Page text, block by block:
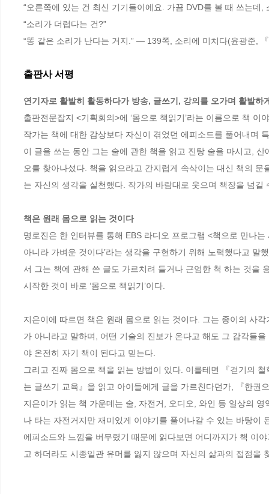
“오른쪽에 있는 건 최신 기기들이에요. 가끔 DVD를 볼 때 쓰는데,
“소리가 더럽다는 건?”
“똥 같은 소리가 난다는 거지.” ― 139쪽, 소리에 미치다(윤광준,
출판사 서평
연기자로 활발히 활동하다가 방송, 글쓰기, 강의를 오가며 활발
출판전문잡지 <기획회의>에 ‘몸으로 책읽기’라는 이름으로 책
작가는 책에 대한 감상보다 자신이 겪었던 에피소드를 풀어내며
이 글을 쓰는 동안 그는 술에 관한 책을 읽고 진탕 술을 마시고,
오를 찾아나섰다. 책을 읽으라고 간지럽게 속삭이는 대신 책의
는 자신의 생각을 실천했다. 작가의 바람대로 웃으며 책장을 넘길
책은 원래 몸으로 읽는 것이다
명로진은 한 인터뷰를 통해 EBS 라디오 프로그램 <책으로 만나
아니라 가벼운 것이다’라는 생각을 구현하기 위해 노력했다고
서 그는 책에 관해 쓴 글도 가르치려 들거나 근엄한 척 하는 것을
시작한 것이 바로 ‘몸으로 책읽기’이다.
지은이에 따르면 책은 원래 몸으로 읽는 것이다. 그는 종이의 사
가 아니라고 말하며, 어떤 기술의 진보가 온다고 해도 그 감각들
야 온전히 자기 책이 된다고 믿는다.
그리고 진짜 몸으로 책을 읽는 방법이 있다. 이를테면 『걷기의
는 글쓰기 교육』을 읽고 아이들에게 글을 가르친다던가, 『한
지은이가 읽는 책 가운데는 술, 자전거, 오디오, 와인 등 일상의
나 타는 자전거지만 재미있게 이야기를 풀어나갈 수 있는 바탕이
에피소드와 느낌을 버무렸기 때문에 읽다보면 어디까지가 책 이
고 하더라도 시종일관 유머를 잃지 않으며 자신의 삶과의 접점을